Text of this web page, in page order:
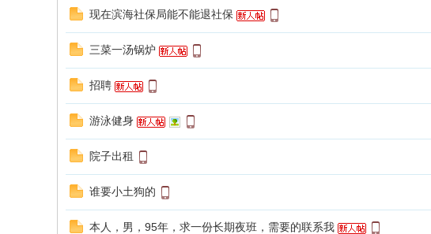
网
城
现在滨海社保局能不能退社保
三菜一汤锅炉
招聘
游泳健身
院子出租
谁要小土狗的
本人，男，95年，求一份长期夜班，需要的联系我